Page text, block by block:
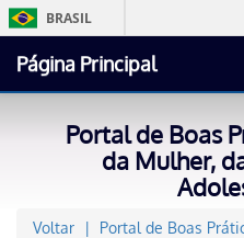
BRASIL
Página Principal
Portal de Boas
da Mulher,
Voltar Portal de Boas